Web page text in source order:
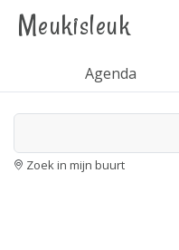
Meukisleuk
Agenda
Zoek in mijn buurt